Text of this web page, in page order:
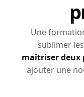
Une
sublimer
maîtriser deux
ajouter une